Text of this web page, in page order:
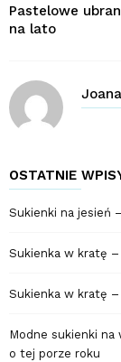
Pastelowe
na lato
Joana
OSTATNIE
Sukienki na jesień
Sukienka w kratę
Sukienka w kratę
Modne sukienki
o tej porze roku